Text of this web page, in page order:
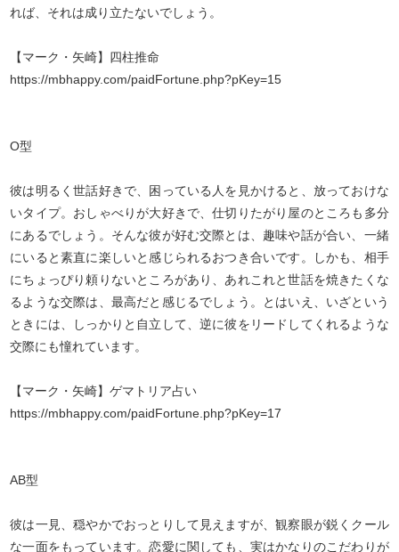
れば、それは成り立たないでしょう。
【マーク・矢崎】四柱推命
https://mbhappy.com/paidFortune.php?pKey=15
O型
彼は明るく世話好きで、困っている人を見かけると、放っておけな
いタイプ。おしゃべりが大好きで、仕切りたがり屋のところも多分
にあるでしょう。そんな彼が好む交際とは、趣味や話が合い、一緒
にいると素直に楽しいと感じられるおつき合いです。しかも、相手
にちょっぴり頼りないところがあり、あれこれと世話を焼きたくな
るような交際は、最高だと感じるでしょう。とはいえ、いざという
ときには、しっかりと自立して、逆に彼をリードしてくれるような
交際にも憧れています。
【マーク・矢崎】ゲマトリア占い
https://mbhappy.com/paidFortune.php?pKey=17
AB型
彼は一見、穏やかでおっとりして見えますが、観察眼が鋭くクール
な一面をもっています。恋愛に関しても、実はかなりのこだわりが